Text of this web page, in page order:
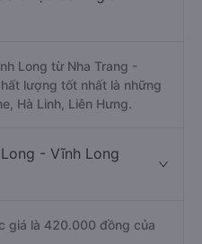
Long từ Nha Trang -
lượng tốt nhất là những
Hà Linh, Liên Hưng.
- Vĩnh Long
giá là 420.000 đồng của